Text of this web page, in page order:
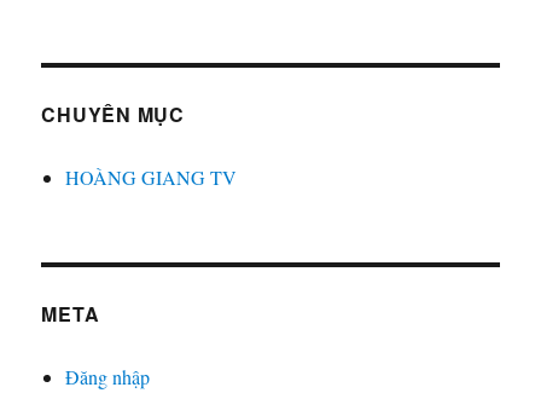
CHUYÊN MỤC
HOÀNG GIANG TV
META
Đăng nhập